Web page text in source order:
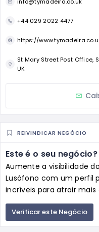
+44 029 2022 4477
https://
St Mary Street Post Office,
UK
REIVINDICAR NEGÓCIO
Este é o seu negócio?
Aumente a visibilidade
Lusófono com um perfil
incríveis para atrair mais
Verificar este Negócio